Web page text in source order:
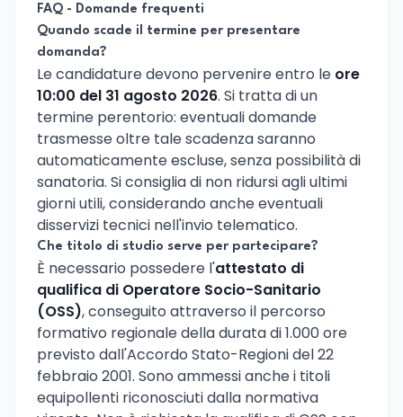
FAQ - Domande frequenti
Quando scade il termine per presentare
domanda?
Le candidature devono pervenire entro le ore
10:00 del 31 agosto 2026. Si tratta di un
termine perentorio: eventuali domande
trasmesse oltre tale scadenza saranno
automaticamente escluse, senza possibilità di
sanatoria. Si consiglia di non ridursi agli ultimi
giorni utili, considerando anche eventuali
disservizi tecnici nell'invio telematico.
Che titolo di studio serve per partecipare?
È necessario possedere l'attestato di
qualifica di Operatore Socio-Sanitario
(OSS), conseguito attraverso il percorso
formativo regionale della durata di 1.000 ore
previsto dall'Accordo Stato-Regioni del 22
febbraio 2001. Sono ammessi anche i titoli
equipollenti riconosciuti dalla normativa